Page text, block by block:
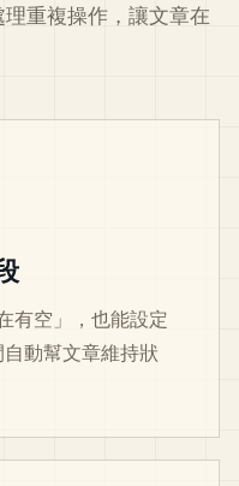
重複操作，讓文章在
有空」，也能設定
動幫文章維持狀